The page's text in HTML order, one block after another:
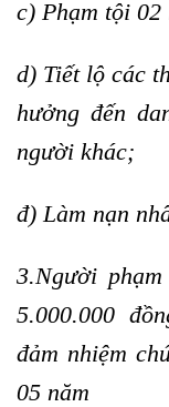
c) Phạm tội
d) Tiết lộ các
hưởng đến
người khác;
đ) Làm nạn
3.Người
5.000.000
đảm nhiệm
05 năm